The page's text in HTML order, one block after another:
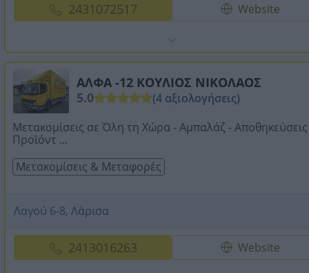
2431072517 Website
ΑΛΦΑ -12 ΚΟΥΛΙΟΣ ΝΙΚΟΛΑΟΣ
5.0
(4 αξιολογήσεις)
Μετακομίσεις σε Όλη τη Χώρα - Αμπαλάζ - Αποθηκεύσεις
Προϊόντ ...
Μετακομίσεις & Μεταφορές
Λαγού 6-8, Λάρισα
2413016263 Website